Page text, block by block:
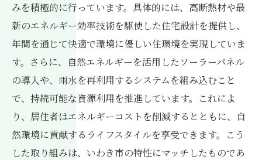
みを積極的に行っています。具体的には、高断熱材や最
新のエネルギー効率技術を駆使した住宅設計を提供し、
年間を通じて快適で環境に優しい住環境を実現していま
す。さらに、自然エネルギーを活用したソーラーパネル
の導入や、雨水を再利用するシステムを組み込むこと
で、持続可能な資源利用を推進しています。これによ
り、居住者はエネルギーコストを削減するとともに、自
然環境に貢献するライフスタイルを享受できます。こう
した取り組みは、いわき市の特性にマッチしたものであ